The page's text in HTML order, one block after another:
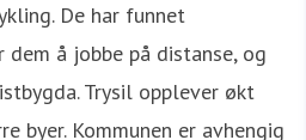
De har funnet
å jobbe på distanse, og
Trysil opplever økt
Kommunen er avhengig